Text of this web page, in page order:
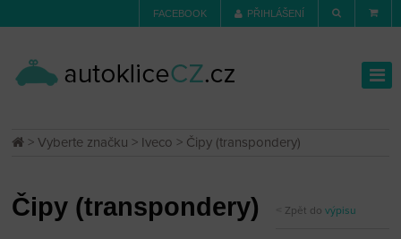
FACEBOOK PŘIHLÁŠENÍ
>Vyberte značku > Iveco > Čipy (transpondery)
Zpět dovýpisu
Čipy (transpondery)